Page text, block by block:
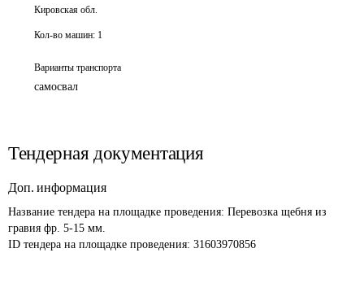
Кировская обл.
Кол-во машин: 1
Варианты транспорта
самосвал
Тендерная документация
Доп. информация
Название тендера на площадке проведения: Перевозка щебня из
гравия фр. 5-15 мм.
ID тендера на площадке проведения: 31603970856